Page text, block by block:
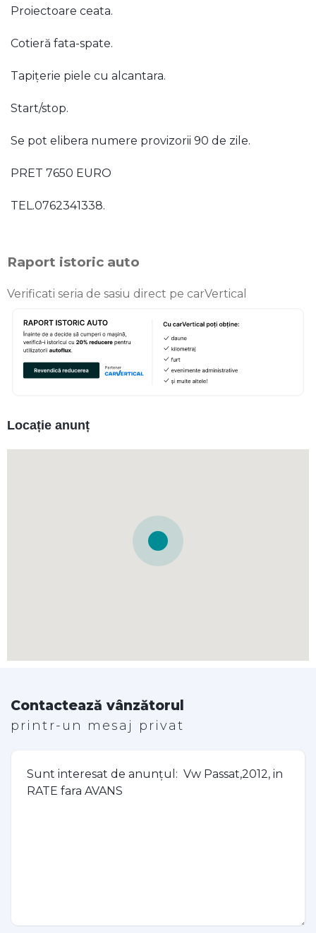
Proiectoare ceata.
Cotieră fata-spate.
Tapițerie piele cu alcantara.
Start/stop.
Se pot elibera numere provizorii 90 de zile.
PRET 7650 EURO
TEL.0762341338.
Raport istoric auto
Verificati seria de sasiu direct pe carVertical
Locație anunț
Contactează vânzătorul
printr-un mesaj privat